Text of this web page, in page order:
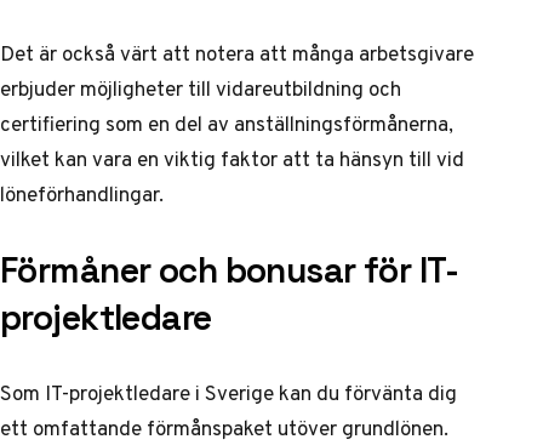
Det är också värt att notera att många arbetsgivare
erbjuder möjligheter till vidareutbildning och
certifiering som en del av anställningsförmånerna,
vilket kan vara en viktig faktor att ta hänsyn till vid
löneförhandlingar.
Förmåner och bonusar för IT-
projektledare
Som IT-projektledare i Sverige kan du förvänta dig
ett omfattande förmånspaket utöver grundlönen.